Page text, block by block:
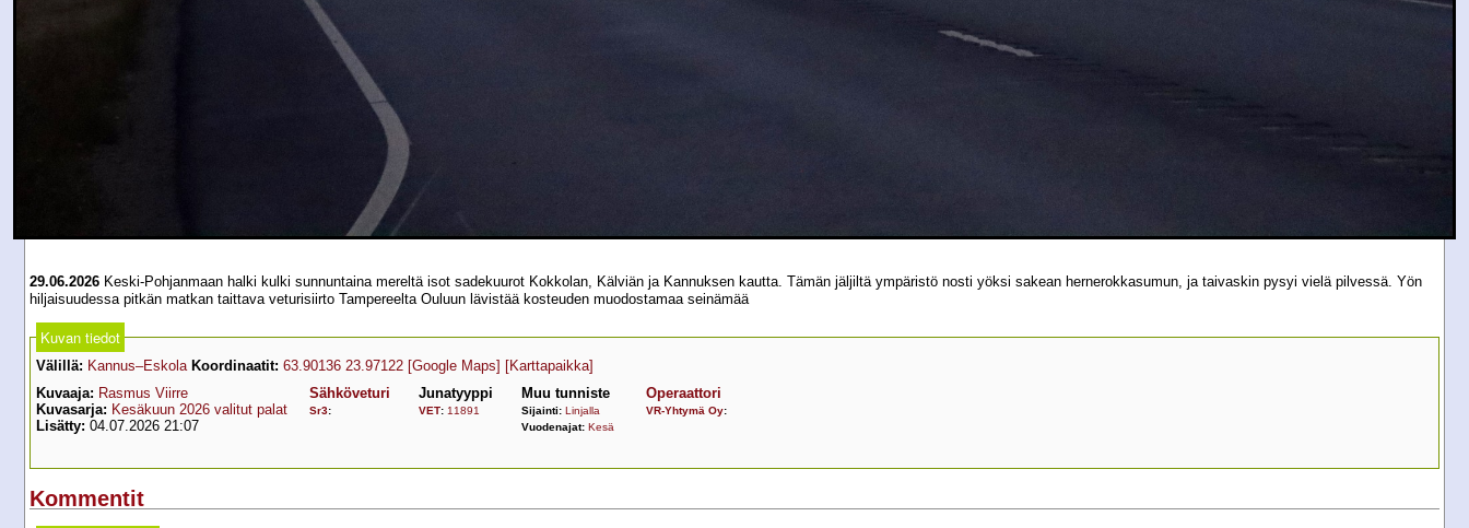
29.06.2026 Keski-Pohjanmaan halki kulki sunnuntaina mereltä isot sadekuurot Kokkolan, Kälviän ja Kannuksen kautta. Tämän jäljiltä ympäristö nosti yöksi sakean hernerokkasumun, ja taivaskin pysyi vielä pilvessä. Yön
hiljaisuudessa pitkän matkan taittava veturisiirto Tampereelta Ouluun lävistää kosteuden muodostamaa seinämää
Kuvan tiedot
Välillä: Kannus–Eskola Koordinaatit: 63.90136 23.97122 [Google Maps] [Karttapaikka]
Kuvaaja: Rasmus Viirre
Kuvasarja: Kesäkuun 2026 valitut palat
Lisätty: 04.07.2026 21:07
Sähköveturi
Sr3:
Junatyyppi
VET: 11891
Muu tunniste
Sijainti: Linjalla
Vuodenajat: Kesä
Operaattori
VR-Yhtymä Oy:
Kommentit